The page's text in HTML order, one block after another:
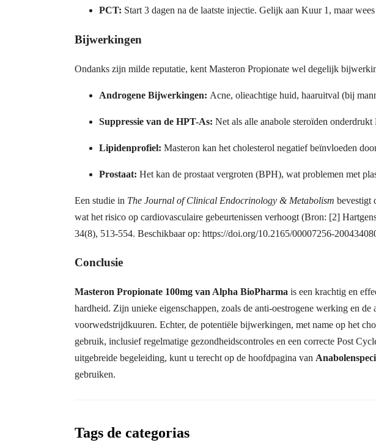
PCT: Start 3 dagen na de laatste injectie. Gelijk aan Kuur 1, maar
Bijwerkingen
Ondanks zijn milde reputatie, kent Masteron Propionate wel degelijk
Androgene Bijwerkingen: Acne, olieachtige huid, haaruitval (bij
Suppressie van de HPT-As: Net als alle anabole steroïden
Lipidenprofiel: Masteron kan het cholesterol negatief beïnvloeden
Prostaat: Het kan de prostaat vergroten (BPH), wat problemen met
Een studie in The Journal of Clinical Endocrinology & Metabolism bevestigt
wat het risico op cardiovasculaire gebeurtenissen verhoogt (Bron: [2]
34(8), 513-554. Beschikbaar op: https://doi.org/10.2165/00007256-
Conclusie
Masteron Propionate 100mg van Alpha BioPharma is een krachtig en
hardheid. Zijn unieke eigenschappen, zoals de anti-oestrogene werking en
voorwedstrijdkuuren. Echter, de potentiële bijwerkingen, met name op het
gebruik, inclusief regelmatige gezondheidscontroles en een correcte Post
uitgebreide begeleiding, kunt u terecht op de hoofdpagina van
gebruiken.
Tags de categorias